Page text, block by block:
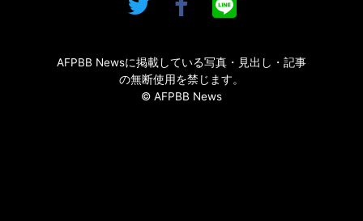
AFPBB Newsに掲載している写真・見出し・記事
の無断使用を禁じます。
© AFPBB News